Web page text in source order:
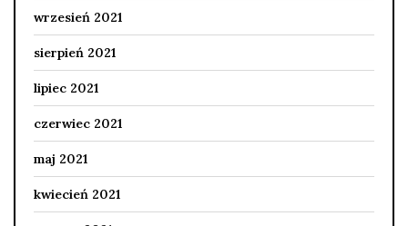
wrzesień 2021
sierpień 2021
lipiec 2021
czerwiec 2021
maj 2021
kwiecień 2021